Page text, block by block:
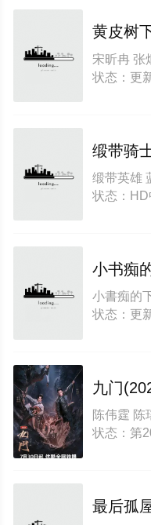
黄皮树
状态：更
缎带骑
缎带英雄
状态：HD
小书痴
状态：更
九门
状态：第
最后孤